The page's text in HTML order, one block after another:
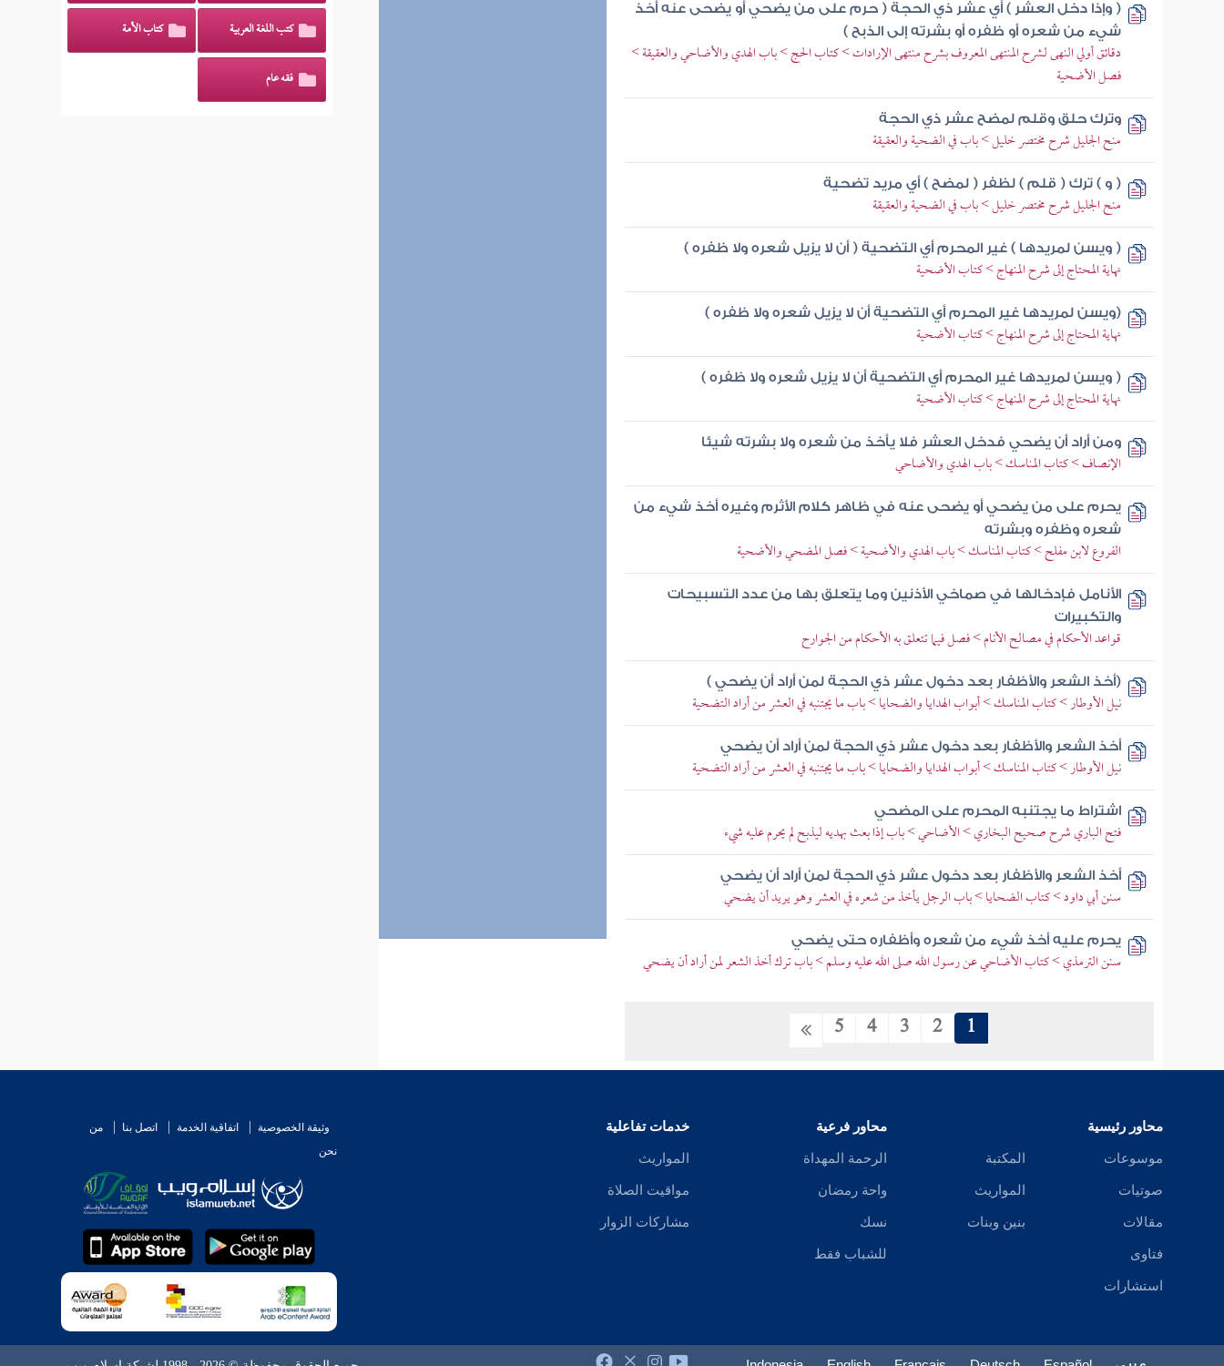
( وإذا دخل العشر ) أي عشر ذي الحجة ( حرم على من يضحي أو يضحى عنه أخذ
شيء من شعره أو ظفره أو بشرته إلى الذبح )
دقائق أولي النهى لشرح المنتهى المعروف بشرح منتهى الإرادات > كتاب الحج > باب الهدي والأضاحي والعقيقة >
فصل الأضحية
وترك حلق وقلم لمضح عشر ذي الحجة
منح الجليل شرح مختصر خليل > باب في الضحية والعقيقة
( و ) ترك ( قلم ) لظفر ( لمضح ) أي مريد تضحية
منح الجليل شرح مختصر خليل > باب في الضحية والعقيقة
( ويسن لمريدها ) غير المحرم أي التضحية ( أن لا يزيل شعره ولا ظفره )
نهاية المحتاج إلى شرح المنهاج > كتاب الأضحية
(ويسن لمريدها غير المحرم أي التضحية أن لا يزيل شعره ولا ظفره )
نهاية المحتاج إلى شرح المنهاج > كتاب الأضحية
( ويسن لمريدها غير المحرم أي التضحية أن لا يزيل شعره ولا ظفره )
نهاية المحتاج إلى شرح المنهاج > كتاب الأضحية
ومن أراد أن يضحي فدخل العشر فلا يأخذ من شعره ولا بشرته شيئا
الإنصاف > كتاب المناسك > باب الهدي والأضاحي
يحرم على من يضحي أو يضحى عنه في ظاهر كلام الأثرم وغيره أخذ شيء من
شعره وظفره وبشرته
الفروع لابن مفلح > كتاب المناسك > باب الهدي والأضحية > فصل المضحي والأضحية
الأنامل فإدخالها في صماخي الأذنين وما يتعلق بها من عدد التسبيحات
والتكبيرات
قواعد الأحكام في مصالح الأنام > فصل فيما تتعلق به الأحكام من الجوارح
(أخذ الشعر والأظفار بعد دخول عشر ذي الحجة لمن أراد أن يضحي )
نيل الأوطار > كتاب المناسك > أبواب الهدايا والضحايا > باب ما يجتنبه في العشر من أراد التضحية
أخذ الشعر والأظفار بعد دخول عشر ذي الحجة لمن أراد أن يضحي
نيل الأوطار > كتاب المناسك > أبواب الهدايا والضحايا > باب ما يجتنبه في العشر من أراد التضحية
اشتراط ما يجتنبه المحرم على المضحي
فتح الباري شرح صحيح البخاري > الأضاحي > باب إذا بعث بهديه ليذبح لم يحرم عليه شيء
أخذ الشعر والأظفار بعد دخول عشر ذي الحجة لمن أراد أن يضحي
سنن أبي داود > كتاب الضحايا > باب الرجل يأخذ من شعره في العشر وهو يريد أن يضحي
يحرم عليه أخذ شيء من شعره وأظفاره حتى يضحي
سنن الترمذي > كتاب الأضاحي عن رسول الله صلى الله عليه وسلم > باب ترك أخذ الشعر لمن أراد أن يضحي
1
2
3
4
5
كتب اللغة العربية كتاب الأمة
فقه عام
محاور رئيسية
موسوعات
صوتيات
مقالات
فتاوى
استشارات
المكتبة
المواريث
بنين وبنات
محاور فرعية
الرحمة المهداة
واحة رمضان
نسك
للشباب فقط
خدمات تفاعلية
المواريث
مواقيت الصلاة
مشاركات الزوار
وثيقة الخصوصية اتفاقية الخدمة اتصل بنا
من
نحن